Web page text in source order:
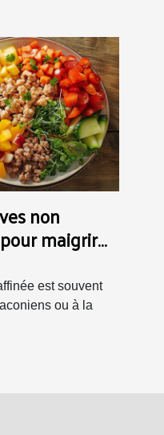
non
maigrir
est souvent
ou à la